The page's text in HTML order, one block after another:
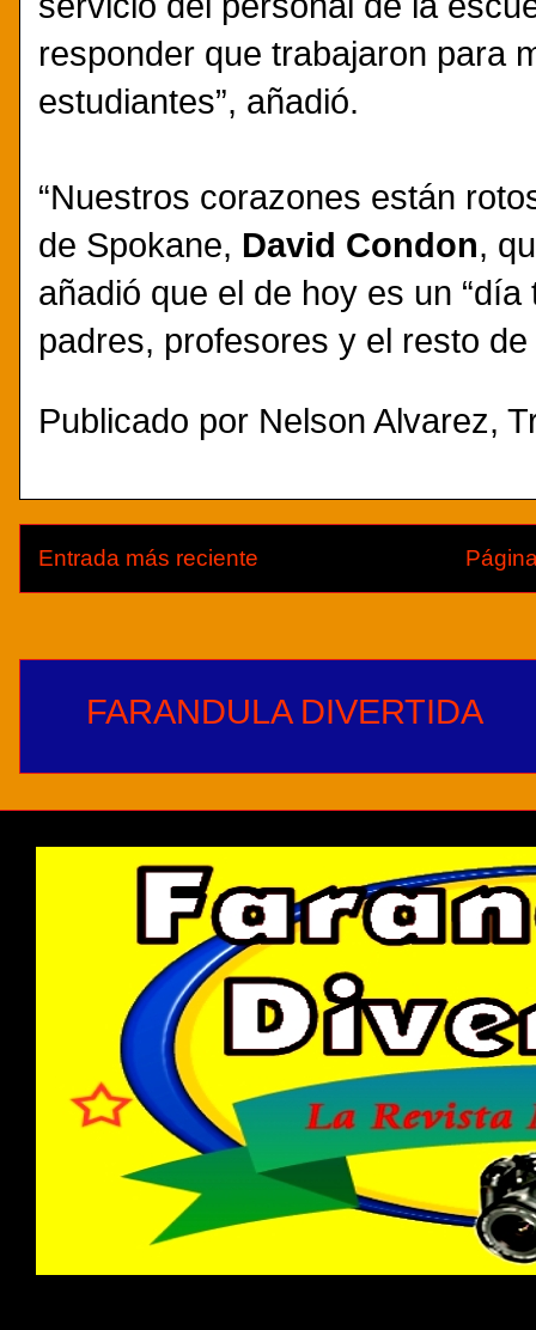
responder que trabajaron para
estudiantes”, añadió.
“Nuestros corazones están
de Spokane, David Condon,
añadió que el de hoy es un
padres, profesores y el resto
Publicado por Nelson Alvarez,
Entrada más reciente
FARANDULA DIVERTIDA